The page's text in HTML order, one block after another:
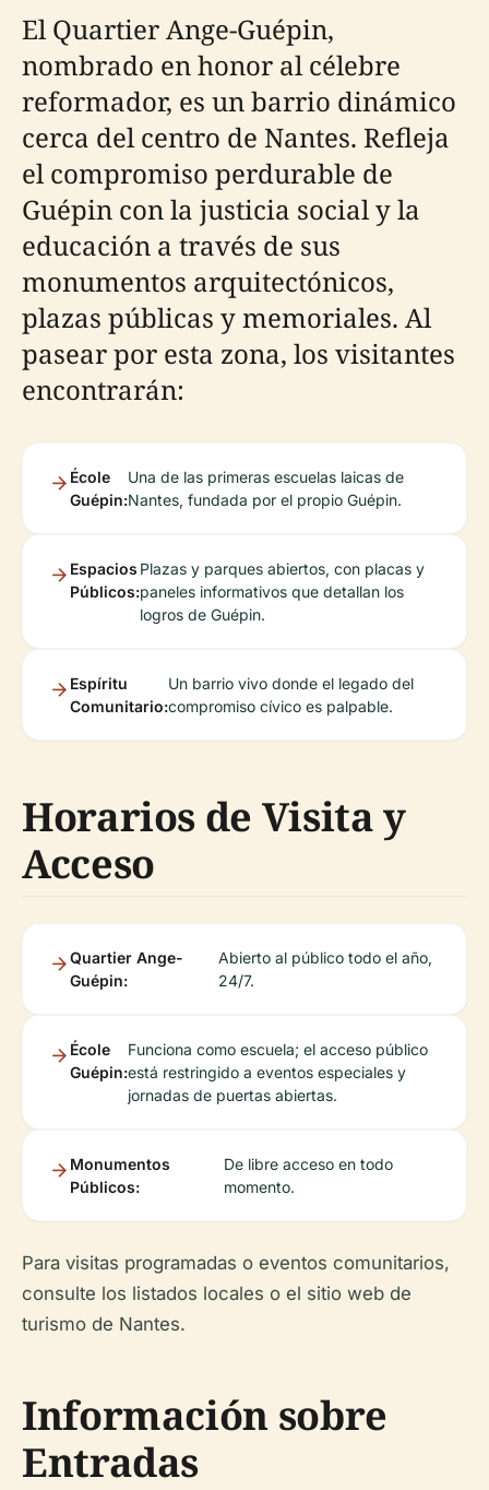
El Quartier Ange-Guépin,
nombrado en honor al célebre
reformador, es un barrio dinámico
cerca del centro de Nantes. Refleja
el compromiso perdurable de
Guépin con la justicia social y la
educación a través de sus
monumentos arquitectónicos,
plazas públicas y memoriales. Al
pasear por esta zona, los visitantes
encontrarán:
École
Guépin:
Una de las primeras escuelas laicas de
Nantes, fundada por el propio Guépin.
Espacios
Públicos:
Plazas y parques abiertos, con placas y
paneles informativos que detallan los
logros de Guépin.
Espíritu
Comunitario:
Un barrio vivo donde el legado del
compromiso cívico es palpable.
Horarios de Visita y
Acceso
Quartier Ange-
Guépin:
Abierto al público todo el año,
24/7.
École
Guépin:
Funciona como escuela; el acceso público
está restringido a eventos especiales y
jornadas de puertas abiertas.
Monumentos
Públicos:
De libre acceso en todo
momento.
Para visitas programadas o eventos comunitarios,
consulte los listados locales o el sitio web de
turismo de Nantes.
Información sobre
Entradas